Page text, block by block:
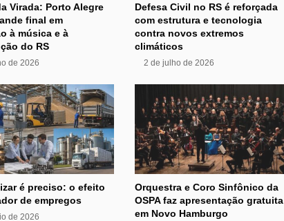
Virada: Porto Alegre
final em
à música e à
do RS
de 2026
Defesa Civil no RS é reforçada
com estrutura e tecnologia
contra novos extremos
climáticos
2 de julho de 2026
é preciso: o efeito
de empregos
de 2026
Orquestra e Coro Sinfônico da
OSPA faz apresentação gratuita
em Novo Hamburgo